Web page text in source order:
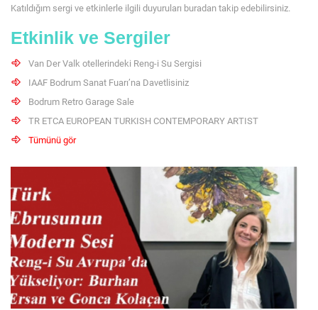
Katıldığım sergi ve etkinlerle ilgili duyuruları buradan takip edebilirsiniz.
Etkinlik ve Sergiler
Van Der Valk otellerindeki Reng-i Su Sergisi
IAAF Bodrum Sanat Fuarı’na Davetlisiniz
Bodrum Retro Garage Sale
TR ETCA EUROPEAN TURKISH CONTEMPORARY ARTIST
Tümünü gör
IAAF Bodrum Sanat Fuarı’na Davetlisiniz
2 – 6 Temmuz 2025
Bodrum Retro Garage Sale
15 Aralık 2024